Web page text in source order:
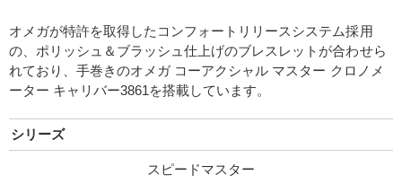
オメガが特許を取得したコンフォートリリースシステム採用
の、ポリッシュ＆ブラッシュ仕上げのブレスレットが合わせら
れており、手巻きのオメガ コーアクシャル マスター クロノメ
ーター キャリバー3861を搭載しています。
シリーズ
スピードマスター